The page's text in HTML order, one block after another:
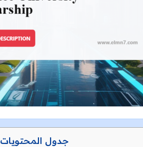
جدول المحتويات